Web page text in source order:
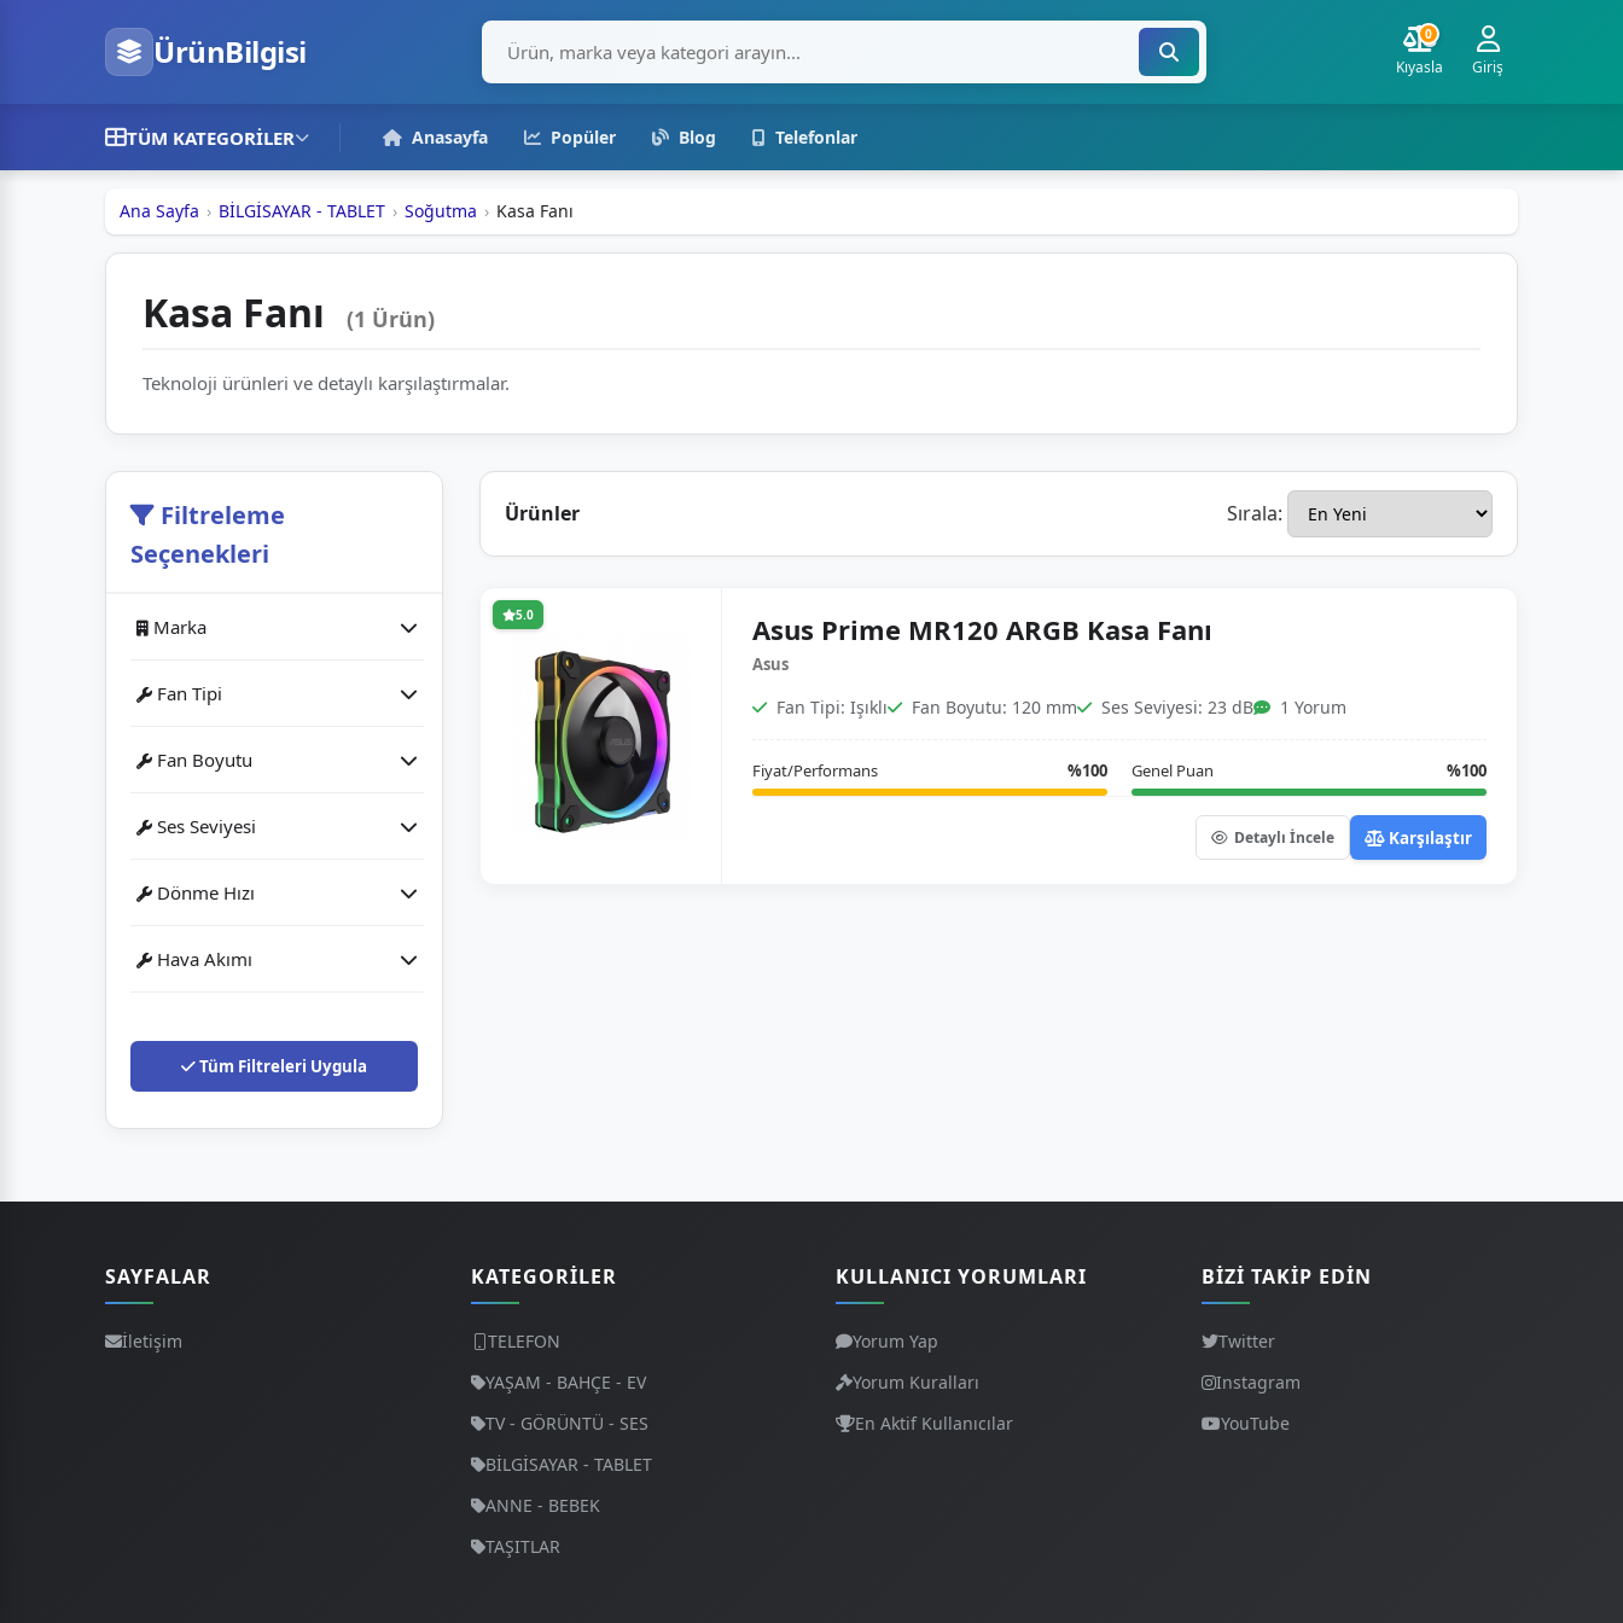
ÜrünBilgisi 0
Kıyasla Giriş
TÜM KATEGORILER Anasayfa Popüler Blog Telefonlar
Ana Sayfa BİLGİSAYAR - TABLET Soğutma Kasa Fanı
Kasa Fanı (1 Ürün)
Teknoloji ürünleri ve detaylı karşılaştırmalar.
Filtreleme
Seçenekleri
Marka
Fan Tipi
Fan Boyutu
Ses Seviyesi
Dönme Hızı
Hava Akımı
Tüm Filtreleri Uygula
Ürünler Sırala:
5.0 Asus Prime MR120 ARGB Kasa Fanı
Asus
Fan Tipi: Işıklı Fan Boyutu: 120 mm Ses Seviyesi: 23 dB 1 Yorum
Fiyat/Performans %100 Genel Puan %100
Detaylı İncele Karşılaştır
SAYFALAR
İletişim
KATEGORILER
TELEFON
YAŞAM - BAHÇE - EV
TV - GÖRÜNTÜ - SES
BİLGİSAYAR - TABLET
ANNE - BEBEK
TAŞITLAR
KULLANICI YORUMLARI
Yorum Yap
Yorum Kuralları
En Aktif Kullanıcılar
BIZI TAKIP EDIN
Twitter
Instagram
YouTube